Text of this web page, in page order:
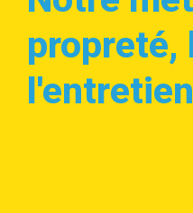
propreté,
l'entretien